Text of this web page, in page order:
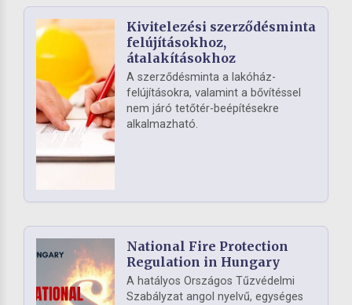
Kivitelezési szerződésminta
felújításokhoz,
átalakításokhoz
A szerződésminta a lakóház-
felújításokra, valamint a bővítéssel
nem járó tetőtér-beépítésekre
alkalmazható.
National Fire Protection
Regulation in Hungary
A hatályos Országos Tűzvédelmi
Szabályzat angol nyelvű, egységes